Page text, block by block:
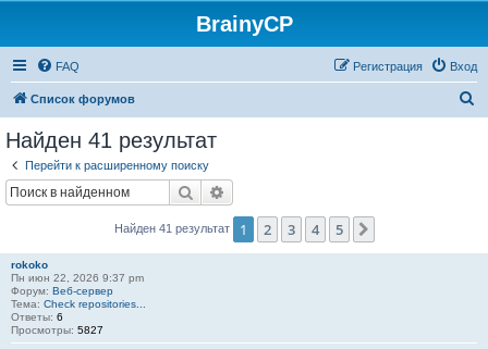
BrainyCP
FAQ Вход
Регистрация
Список форумов
Найден 41 результат
Перейти к расширенному поиску
Поиск
Найден 41 результат 1 2 3 4 5
rokoko
Пн июн 22, 2026 9:37 pm
Форум: Веб-сервер
Тема: Check repositories...
Ответы: 6
Просмотры: 5827